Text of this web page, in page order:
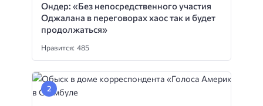
Ондер: «Без непосредственного участия
Оджалана в переговорах хаос так и будет
продолжаться»
Нравится: 485